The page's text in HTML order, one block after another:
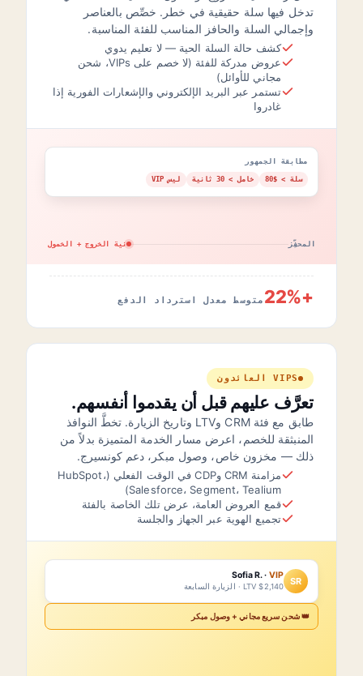
تدخل فيها سلة حقيقية في خطر. خصِّص بالعناصر
وإجمالي السلة والحافز المناسب للفئة المناسبة.
كشف حالة السلة الحية — لا تعليم يدوي
عروض مدركة للفئة (لا خصم على VIPs، شحن
مجاني للأوائل)
تستمر عبر البريد الإلكتروني والإشعارات الفورية إذا
غادروا
مطابقة الجمهور
سلة > $80 خامل > 30 ثانية ليس VIP
المحفِّز نية الخروج + الخمول
+22% متوسط معدل استرداد الدفع
VIPS العائدون
تعرَّف عليهم قبل أن يقدموا أنفسهم.
طابق مع فئة CRM وLTV وتاريخ الزيارة. تخطَّ النوافذ
المنبثقة للخصم، اعرض مسار الخدمة المتميزة بدلاً من
ذلك — مخزون خاص، وصول مبكر، دعم كونسيرج.
مزامنة CRM وCDP في الوقت الفعلي (HubSpot،
Salesforce، Segment، Tealium)
قمع العروض العامة، عرض تلك الخاصة بالفئة
تجميع الهوية عبر الجهاز والجلسة
SR
Sofia R. · VIP
LTV $2,140 · الزيارة السابعة
👑 شحن سريع مجاني + وصول مبكر